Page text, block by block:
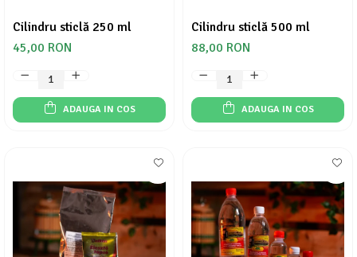
Cilindru sticlă 250 ml
45,00 RON
ADAUGA IN COS
Cilindru sticlă 500 ml
88,00 RON
ADAUGA IN COS